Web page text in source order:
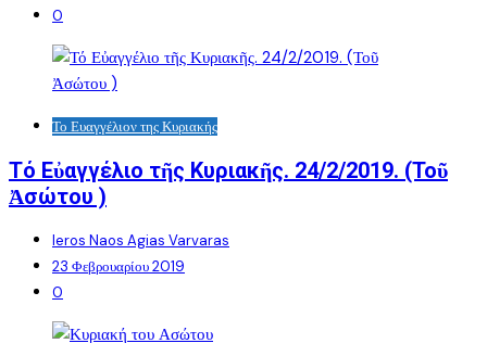
0
Το Ευαγγέλιον της Κυριακής
Τό Εὐαγγέλιο τῆς Κυριακῆς. 24/2/2019. (Τοῦ
Ἀσώτου )
Ieros Naos Agias Varvaras
23 Φεβρουαρίου 2019
0